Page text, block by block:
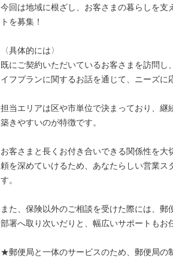
今回は地域に根ざし、お客さまの暮らしを支
トを募集！
〈具体的には〉
既にご契約いただいているお客さまを訪問し
イフプランに関するお話を通じて、ニーズに
担当エリアは区や市単位で決まっており、継
築きやすいのが特徴です。
お客さまと長くお付き合いできる関係性を大
頼を深めていけるため、あなたらしい営業ス
す。
また、保険以外のご相談を受けた際には、郵
部署へ取り次いだりと、幅広いサポートもお
★郵便局と一体のサービスのため、郵便局の